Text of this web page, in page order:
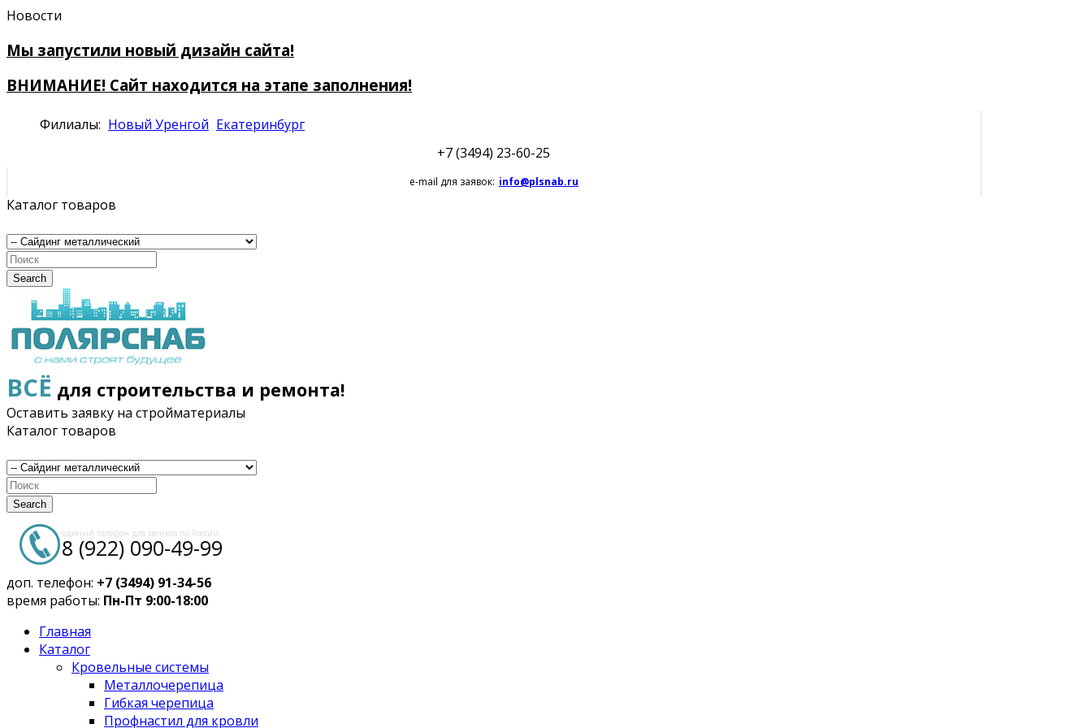
Новости
Мы запустили новый дизайн сайта!
ВНИМАНИЕ! Сайт находится на этапе заполнения!
Филиалы: Новый Уренгой Екатеринбург
+7 (3494) 23-60-25
e-mail для заявок: info@plsnab.ru
Каталог товаров
Search
ВСЁ для строительства и ремонта!
Оставить заявку на стройматериалы
Каталог товаров
Search
единый телефон для звонков по России:
8 (922) 090-49-99
доп. телефон: +7 (3494) 91-34-56
время работы: Пн-Пт 9:00-18:00
Главная
Каталог
Кровельные системы
Металлочерепица
Гибкая черепица
Профнастил для кровли